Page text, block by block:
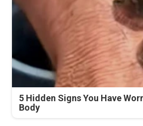
5 Hidden Signs You Have
Body